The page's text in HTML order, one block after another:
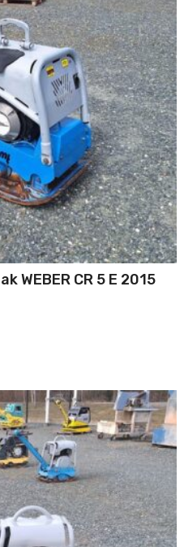
WEBER CR 5 E 2015